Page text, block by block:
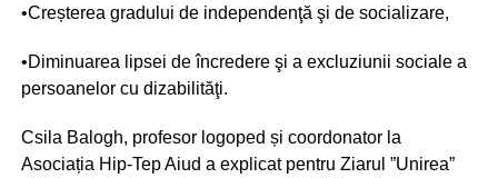
•Creșterea gradului de independenţă şi de socializare,
•Diminuarea lipsei de încredere şi a excluziunii sociale a
persoanelor cu dizabilităţi.
Csila Balogh, profesor logoped și coordonator la
Asociația Hip-Tep Aiud a explicat pentru Ziarul ”Unirea”